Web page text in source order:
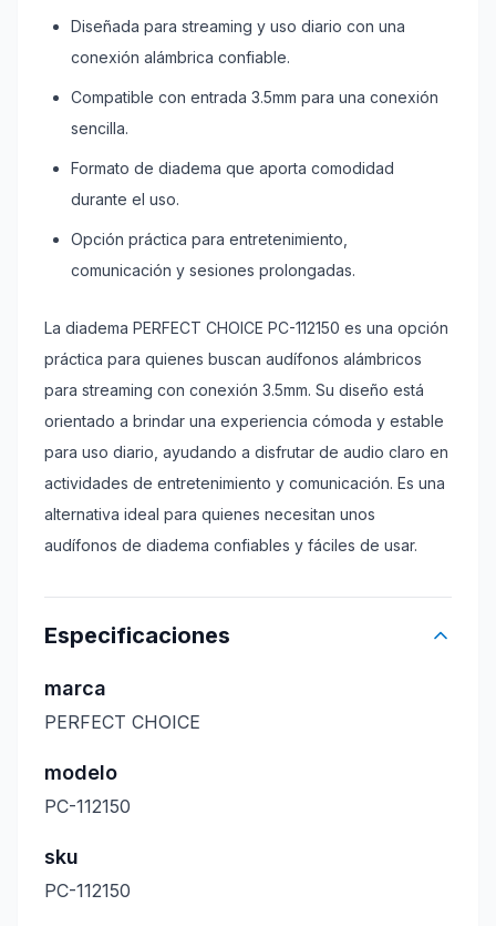
Diseñada para streaming y uso diario con una
conexión alámbrica confiable.
Compatible con entrada 3.5mm para una conexión
sencilla.
Formato de diadema que aporta comodidad
durante el uso.
Opción práctica para entretenimiento,
comunicación y sesiones prolongadas.
La diadema PERFECT CHOICE PC-112150 es una opción
práctica para quienes buscan audífonos alámbricos
para streaming con conexión 3.5mm. Su diseño está
orientado a brindar una experiencia cómoda y estable
para uso diario, ayudando a disfrutar de audio claro en
actividades de entretenimiento y comunicación. Es una
alternativa ideal para quienes necesitan unos
audífonos de diadema confiables y fáciles de usar.
Especificaciones
marca
PERFECT CHOICE
modelo
PC-112150
sku
PC-112150